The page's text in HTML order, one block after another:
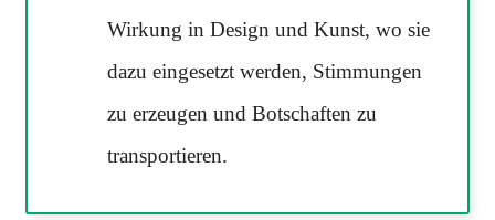
Wirkung in Design und Kunst, wo sie
dazu eingesetzt werden, Stimmungen
zu erzeugen und Botschaften zu
transportieren.